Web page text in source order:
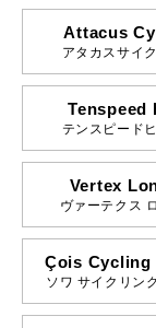
Attacus
アタカスサイ
Tenspeed
テンスピード
Vertex
ヴァーテクス
Çois Cycling
ソワ サイクリン